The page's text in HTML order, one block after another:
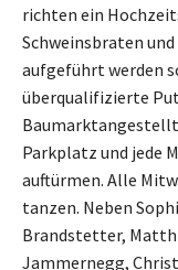
richten ein
Schweinsbraten
aufgeführt werden
überqualifizierte
Parkplatz und jede
auftürmen. Alle
tanzen. Neben
Brandstetter,
Jammernegg,